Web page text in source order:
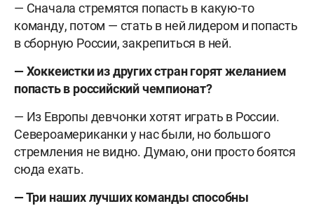
— Сначала стремятся попасть в какую-то
команду, потом — стать в ней лидером и попасть
в сборную России, закрепиться в ней.
— Хоккеистки из других стран горят желанием
попасть в российский чемпионат?
— Из Европы девчонки хотят играть в России.
Североамериканки у нас были, но большого
стремления не видно. Думаю, они просто боятся
сюда ехать.
— Три наших лучших команды способны